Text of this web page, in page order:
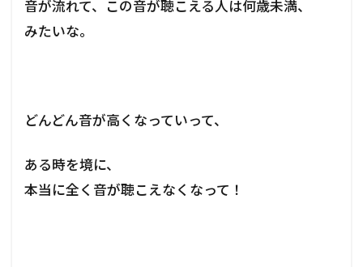
音が流れて、この音が聴こえる人は何歳未満、
みたいな。
どんどん音が高くなっていって、
ある時を境に、
本当に全く音が聴こえなくなって！